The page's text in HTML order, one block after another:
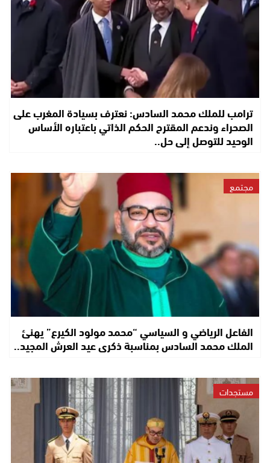
ترامب للملك محمد السادس: نعترف بسيادة المغرب على
الصحراء وندعم المقترح الحكم الذاتي باعتباره الأساس
الوحيد للتوصل إلى حل..
مجتمع
الفاعل الرياضي و السياسي “محمد مولود الكيرع” يهنئ
الملك محمد السادس بمناسبة ذكرى عيد العرش المجيد..
مستجدات